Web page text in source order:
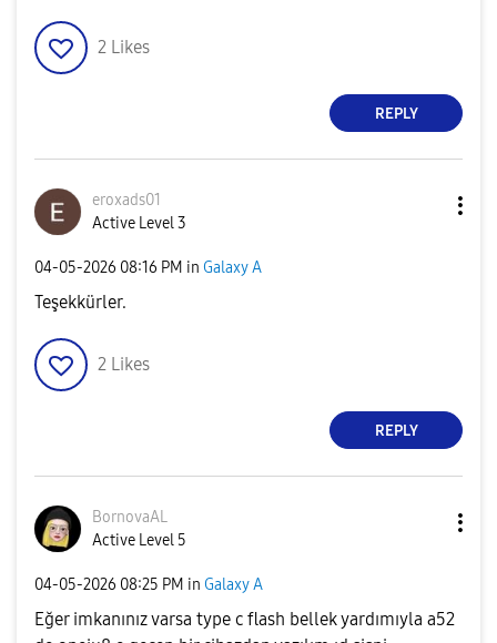
2 Likes
REPLY
eroxads01
Active Level 3
‎04-05-2026 08:16 PM in Galaxy A
Teşekkürler.
2 Likes
REPLY
BornovaAL
Active Level 5
‎04-05-2026 08:25 PM in Galaxy A
Eğer imkanınız varsa type c flash bellek yardımıyla a52